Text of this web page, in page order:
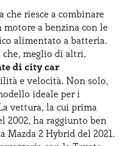
che riesce a combinare
a benzina con le
alimentato a batteria.
meglio di altri,
di city car
e velocità. Non solo,
ideale per i
vettura, la cui prima
2002, ha raggiunto ben
2 Hybrid del 2021.